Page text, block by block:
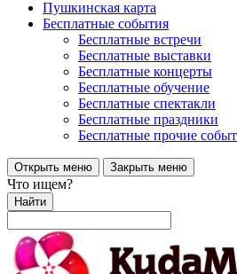
Пушкинская карта
Бесплатные события
Бесплатные встречи
Бесплатные выставки
Бесплатные концерты
Бесплатные обучение
Бесплатные спектакли
Бесплатные праздники
Бесплатные прочие
Открыть меню Закрыть меню
Что ищем?
Найти